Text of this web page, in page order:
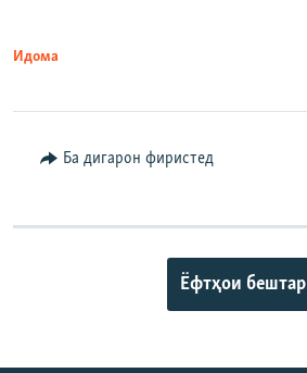
Идома
Ба дигарон фиристед
Ёфтҳои бештар